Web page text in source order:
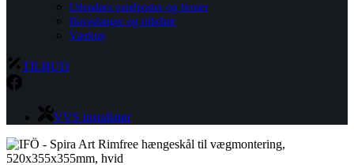
Udendørs vandposter og bruser
Haveslanger og tilbehør
Værktøj
TILBUD
VVS installatør